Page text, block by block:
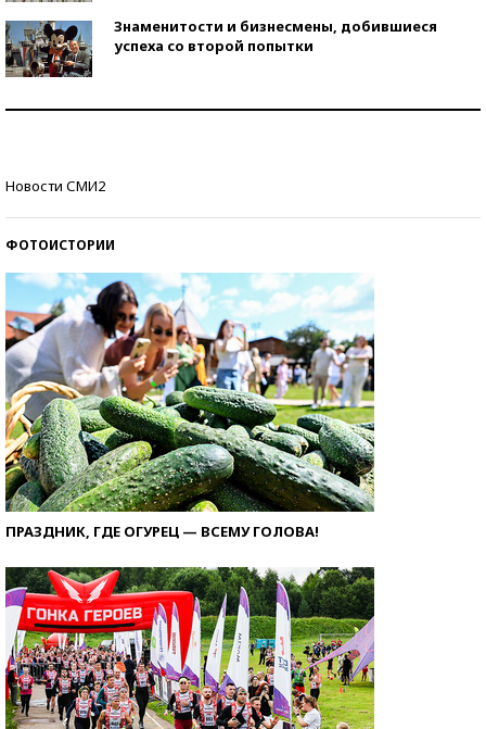
Знаменитости и бизнесмены, добившиеся
успеха со второй попытки
Новости СМИ2
ФОТОИСТОРИИ
ПРАЗДНИК, ГДЕ ОГУРЕЦ — ВСЕМУ ГОЛОВА!